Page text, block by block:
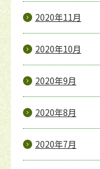
2020年11月
2020年10月
2020年9月
2020年8月
2020年7月